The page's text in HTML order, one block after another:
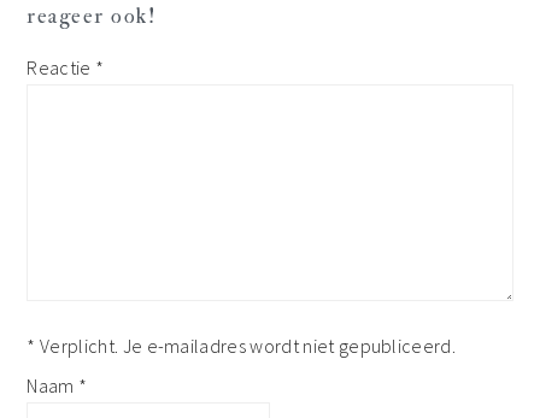
reageer ook!
Reactie *
* Verplicht. Je e-mailadres wordt niet gepubliceerd.
Naam *